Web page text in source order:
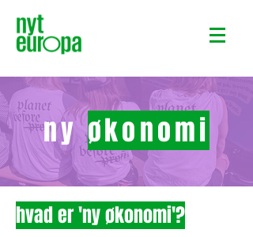
nyøkonomi
hvad er 'ny økonomi'?